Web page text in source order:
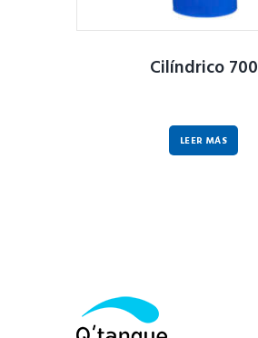
Cilíndrico 700
LEER MÁS